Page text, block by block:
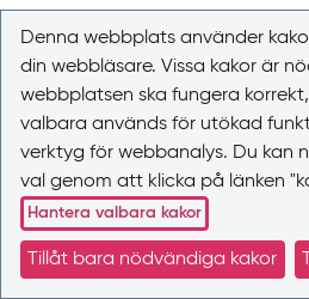
Denna webbplats använder
din webbläsare. Vissa kakor är
webbplatsen ska fungera
valbara används för utökad
verktyg för webbanalys. Du kan
val genom att klicka på länken
Hantera valbara kakor
Tillåt bara nödvändiga kakor